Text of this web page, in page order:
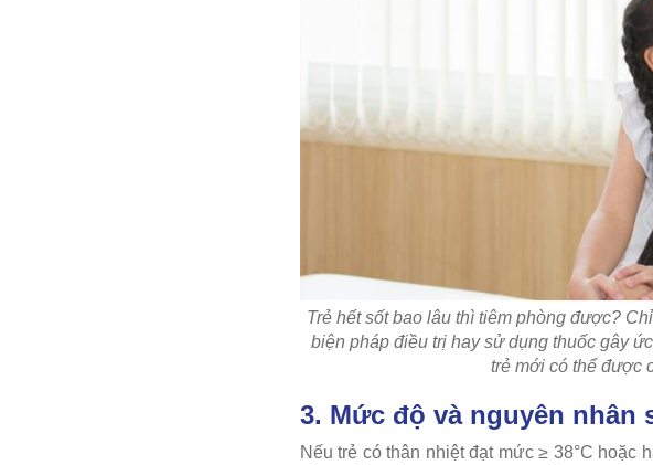
Trẻ hết sốt bao lâu thì tiêm phòng được?
biện pháp điều trị hay sử dụng thuốc gây
trẻ mới có thể được
3. Mức độ và nguyên nhân
Nếu trẻ có thân nhiệt đạt mức ≥ 38°C hoặc